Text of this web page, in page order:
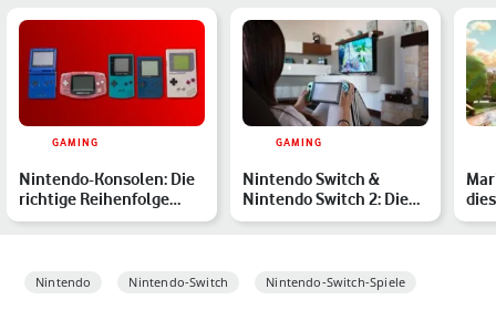
GAMING
Nintendo-Konsolen: Die
richtige Reihenfolge
nach Veröffentlichung
GAMING
Nintendo Switch &
Nintendo Switch 2: Die
besten Spiele für
Nintendo Nintendo-Switch Nintendo-Switch-Spiele